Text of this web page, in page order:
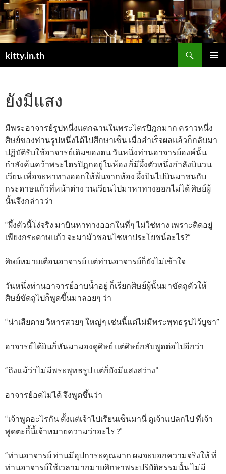
Skip
to
content
kitty.in.th
ยังมีแสง
มีพระอาจารย์รูปหนึ่งแตกฉานในพระไตรปิฎกมาก คราวหนึ่ง
ศิษย์ของท่านรูปหนึ่งได้ไปศึกษาเซ็น เมื่อสำเร็จผลแล้วก็กลับมา
ปฏิบัติรับใช้อาจารย์เดิมของตน วันหนึ่งท่านอาจารย์องค์นั้น
กำลังค้นคว้าพระไตรปิฏกอยู่ในห้อง ก็มีผึ้งตัวหนึ่งกำลังบินวน
เวียน เพื่อจะหาทางออกให้พ้นจากห้อง ผึ้งบินไปบินมาชนกับ
กระดาษแก้วที่หน้าต่าง วนเวียนไปมาหาทางออกไม่ได้ ศิษย์ผู้
นั้นจึงกล่าวว่า
“ผึ้งตัวนี้โง่จริง มาบินหาทางออกในที่ๆ ไม่ใช่ทาง เพราะติดอยู่
เพียงกระดาษแก้ว จะมามัวชอนไชหาประโยชน์อะไร?”
ศิษย์หมายเตือนอาจารย์ แต่ท่านอาจารย์ก็ยังไม่เข้าใจ
วันหนึ่งท่านอาจารย์อาบน้ำอยู่ ก็เรียกศิษย์ผู้นั้นมาขัดถูตัวให้
ศิษย์ขัดถูไปก็พูดขึ้นมาลอยๆ ว่า
“น่าเสียดาย วิหารสวยๆ ใหญ่ๆ เช่นนี้แต่ไม่มีพระพุทธรูปไว้บูชา”
อาจารย์ได้ยินก็หันมามองดูศิษย์ แต่ศิษย์กลับพูดต่อไปอีกว่า
“ถึงแม้ว่าไม่มีพระพุทธรูป แต่ก็ยังมีแสงสว่าง”
อาจารย์อดไม่ได้ จึงพูดขึ้นว่า
“เจ้าพูดอะไรกัน ตั้งแต่เจ้าไปเรียนเซ็นมานี่ ดูเจ้าแปลกไป ที่เจ้า
พูดตะกี้นี้เจ้าหมายความว่าอะไร ?”
“ท่านอาจารย์ ท่านมีอุปการะคุณมาก ผมจะบอกความจริงให้ ที่
ท่านอาจารย์ใช้เวลามากมายศึกษาพระปริยัติธรรมนั้น ไม่มี